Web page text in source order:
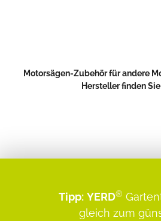
Motorsägen-Zubehör für andere
Hersteller finden Sie
Tipp: YERD®
gleich zum